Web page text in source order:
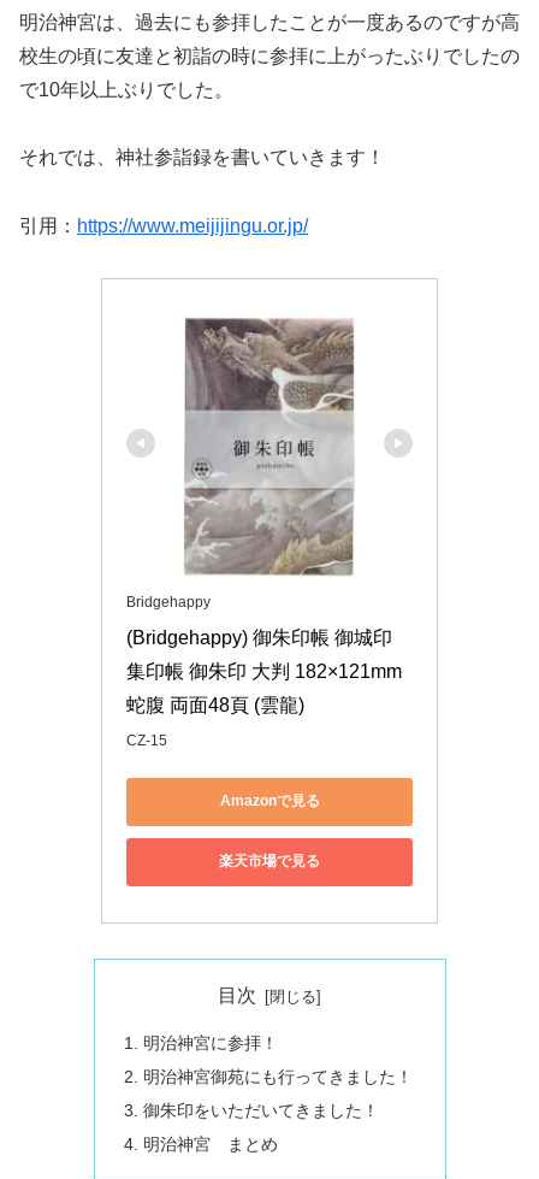
明治神宮は、過去にも参拝したことが一度あるのですが高
校生の頃に友達と初詣の時に参拝に上がったぶりでしたの
で10年以上ぶりでした。
それでは、神社参詣録を書いていきます！
引用： https://www.meijijingu.or.jp/
Bridgehappy
(Bridgehappy) 御朱印帳 御城印
集印帳 御朱印 大判 182×121mm
蛇腹 両面48頁 (雲龍)
CZ-15
Amazonで見る
楽天市場で見る
目次
明治神宮に参拝！
明治神宮御苑にも行ってきました！
御朱印をいただいてきました！
明治神宮 まとめ